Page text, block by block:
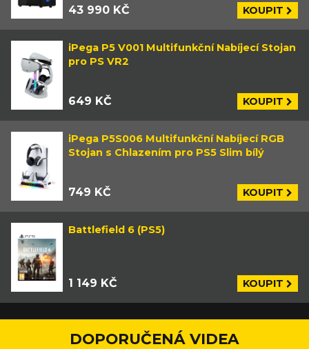
43 990 KČ KOUPIT
iPega P5 V001 Multifunkční Nabíjecí Stojan
pro PS VR2
649 KČ KOUPIT
iPega P5S006 Multifunkční Nabíjecí RGB
Stojan s Chlazením pro PS5 Slim bílý
749 KČ KOUPIT
Battlefield 6 (PS5)
1 149 KČ KOUPIT
DOPORUČENÁ VIDEA